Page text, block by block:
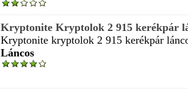
Kryptonite Kryptolok 2 915 kerékpár
Kryptonite kryptolok 2 915 kerékpár
Láncos